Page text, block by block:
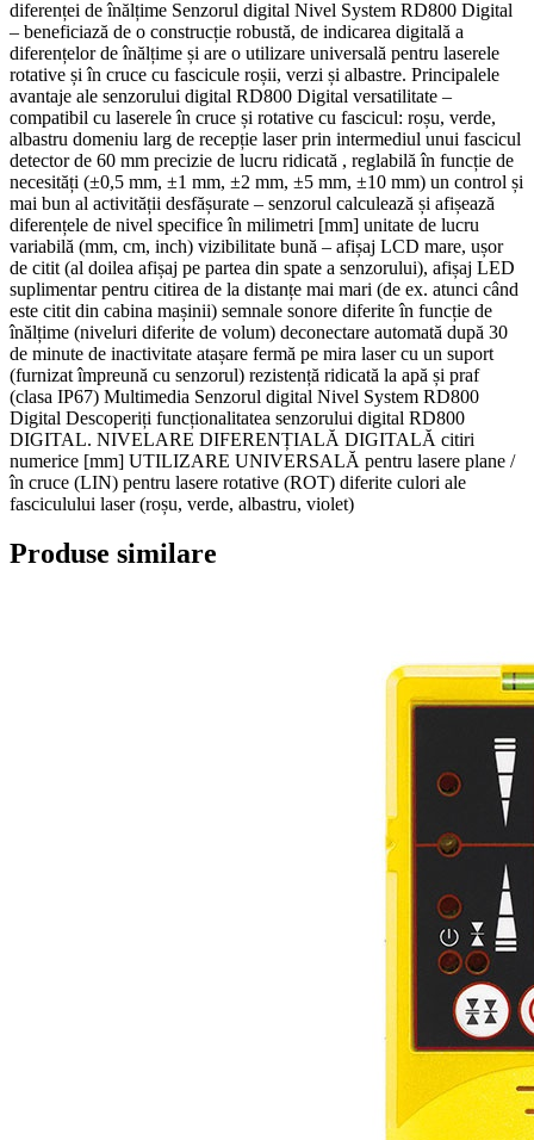
diferenței de înălțime Senzorul digital Nivel System RD800 Digital
– beneficiază de o construcție robustă, de indicarea digitală a
diferențelor de înălțime și are o utilizare universală pentru laserele
rotative și în cruce cu fascicule roșii, verzi și albastre. Principalele
avantaje ale senzorului digital RD800 Digital versatilitate –
compatibil cu laserele în cruce și rotative cu fascicul: roșu, verde,
albastru domeniu larg de recepție laser prin intermediul unui fascicul
detector de 60 mm precizie de lucru ridicată , reglabilă în funcție de
necesități (±0,5 mm, ±1 mm, ±2 mm, ±5 mm, ±10 mm) un control și
mai bun al activității desfășurate – senzorul calculează și afișează
diferențele de nivel specifice în milimetri [mm] unitate de lucru
variabilă (mm, cm, inch) vizibilitate bună – afișaj LCD mare, ușor
de citit (al doilea afișaj pe partea din spate a senzorului), afișaj LED
suplimentar pentru citirea de la distanțe mai mari (de ex. atunci când
este citit din cabina mașinii) semnale sonore diferite în funcție de
înălțime (niveluri diferite de volum) deconectare automată după 30
de minute de inactivitate atașare fermă pe mira laser cu un suport
(furnizat împreună cu senzorul) rezistență ridicată la apă și praf
(clasa IP67) Multimedia Senzorul digital Nivel System RD800
Digital Descoperiți funcționalitatea senzorului digital RD800
DIGITAL. NIVELARE DIFERENȚIALĂ DIGITALĂ citiri
numerice [mm] UTILIZARE UNIVERSALĂ pentru lasere plane /
în cruce (LIN) pentru lasere rotative (ROT) diferite culori ale
fasciculului laser (roșu, verde, albastru, violet)
Produse similare